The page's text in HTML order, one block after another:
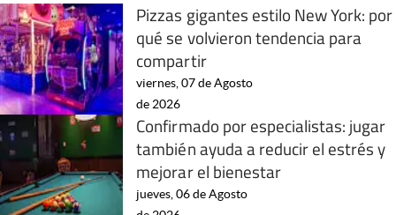
Pizzas gigantes estilo New York: por
qué se volvieron tendencia para
compartir
viernes, 07 de Agosto
de 2026
Confirmado por especialistas: jugar
también ayuda a reducir el estrés y
mejorar el bienestar
jueves, 06 de Agosto